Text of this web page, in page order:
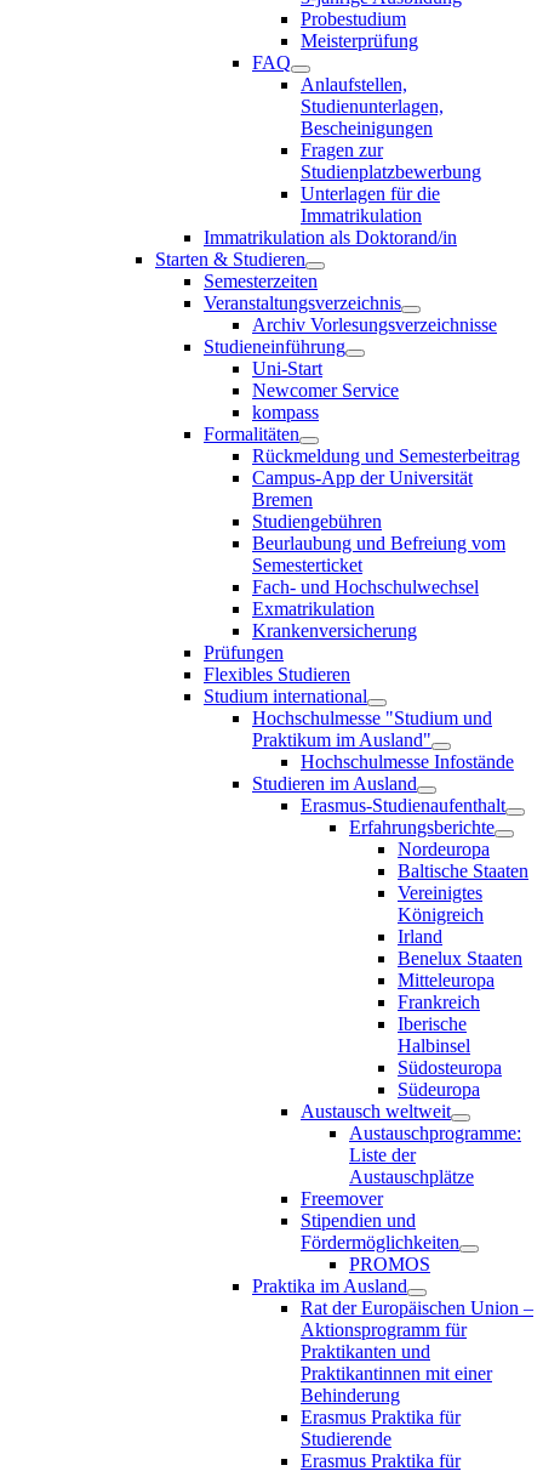
Probestudium
Meisterprüfung
FAQ
Anlaufstellen,
Studienunterlagen,
Bescheinigungen
Fragen zur
Studienplatzbewerbung
Unterlagen für die
Immatrikulation
Immatrikulation als Doktorand/in
Starten & Studieren
Semesterzeiten
Veranstaltungsverzeichnis
Archiv Vorlesungsverzeichnisse
Studieneinführung
Uni-Start
Newcomer Service
kompass
Formalitäten
Rückmeldung und Semesterbeitrag
Campus-App der Universität
Bremen
Studiengebühren
Beurlaubung und Befreiung vom
Semesterticket
Fach- und Hochschulwechsel
Exmatrikulation
Krankenversicherung
Prüfungen
Flexibles Studieren
Studium international
Hochschulmesse "Studium und
Praktikum im Ausland"
Hochschulmesse Infostände
Studieren im Ausland
Erasmus-Studienaufenthalt
Erfahrungsberichte
Nordeuropa
Baltische Staaten
Vereinigtes
Königreich
Irland
Benelux Staaten
Mitteleuropa
Frankreich
Iberische
Halbinsel
Südosteuropa
Südeuropa
Austausch weltweit
Austauschprogramme:
Liste der
Austauschplätze
Freemover
Stipendien und
Fördermöglichkeiten
PROMOS
Praktika im Ausland
Rat der Europäischen Union –
Aktionsprogramm für
Praktikanten und
Praktikantinnen mit einer
Behinderung
Erasmus Praktika für
Studierende
Erasmus Praktika für